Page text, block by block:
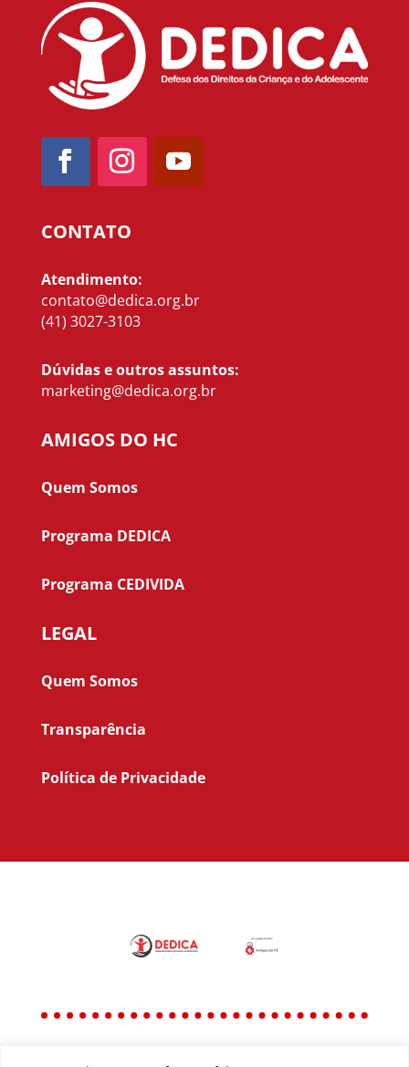
CONTATO
Atendimento:
contato@dedica.org.br
(41) 3027-3103
Dúvidas e outros assuntos:
marketing@dedica.org.br
AMIGOS DO HC
Quem Somos
Programa DEDICA
Programa CEDIVIDA
LEGAL
Quem Somos
Transparência
Política de Privacidade